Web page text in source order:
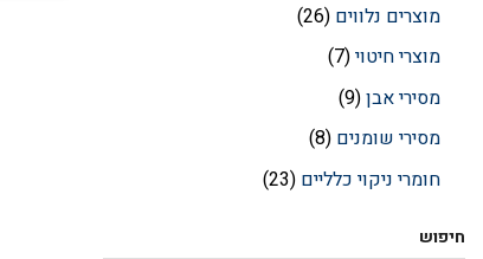
מוצרים נלווים 26
מוצרי חיטוי 7
מסירי אבן 9
מסירי שומנים 8
חומרי ניקוי כלליים 23
חיפוש